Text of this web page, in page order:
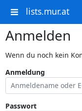
lists.mur.at
Anmelden
Wenn du noch kein
Anmeldung
Passwort